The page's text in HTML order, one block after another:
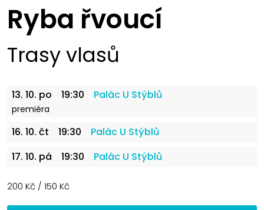
Ryba řvoucí
Trasy vlasů
13. 10. po 19:30 Palác U Stýblů
premiéra
16. 10. čt 19:30
Palác U Stýblů
17. 10. pá
19:30 Palác U Stýblů
200 Kč / 150 Kč